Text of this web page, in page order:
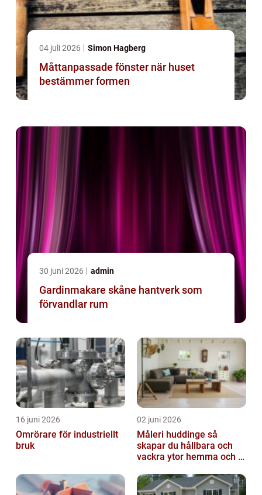
04 juli 2026 Simon Hagberg
Måttanpassade fönster när huset
bestämmer formen
30 juni 2026 admin
Gardinmakare skåne hantverk som
förvandlar rum
16 juni 2026
Omrörare för industriellt
bruk
02 juni 2026
Måleri huddinge så
skapar du hållbara och
vackra ytor hemma och i